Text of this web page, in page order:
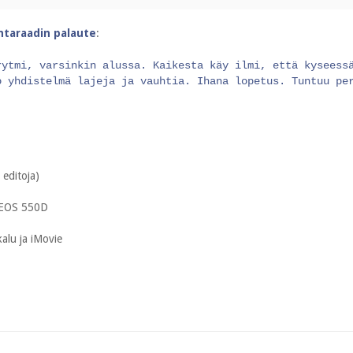
palaute:
varsinkin alussa. Kaikesta käy ilmi, että
yhdistelmä lajeja ja vauhtia. Ihana lopetus. Tuntuu
editoja)
550D
ja iMovie